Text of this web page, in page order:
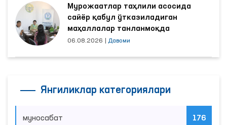
Мурожаатлар таҳлили асосида
сайёр қабул ўтказиладиган
маҳаллалар танланмоқда
06.08.2026 Давоми
Янгиликлар категориялари
муносабат 176